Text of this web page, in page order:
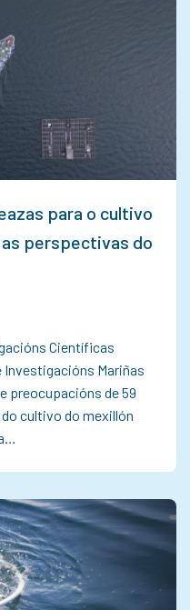
para o cultivo
as perspectivas do
Científicas
Investigacións Mariñas
preocupacións de 59
cultivo do mexillón